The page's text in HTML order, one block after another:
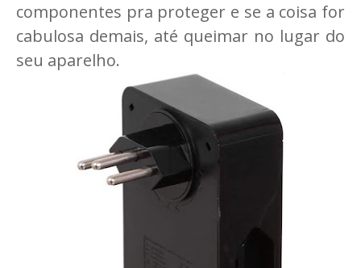
componentes pra proteger e se a coisa for
cabulosa demais, até queimar no lugar do
seu aparelho.